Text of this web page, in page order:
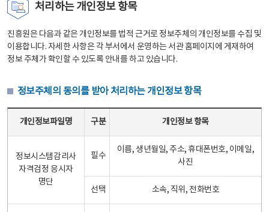
처리하는 개인정보 항목
진흥원은 다음과 같은 개인정보를 법적 근거로 정보주체의 개인정보를 수집 및
이용합니다. 자세한 사항은 각 부서에서 운영하는 서관 홈페이지에 게재하여
정보 주체가 확인할 수 있도록 안내를 하고 있습니다.
정보주체의 동의를 받아 처리하는 개인정보 항목
개인정보파일명 구분 개인정보 항목
정보시스템감리사
자격검정 응시자
명단
필수
이름, 생년월일, 주소, 휴대폰번호, 이메일,
사진
선택 소속, 직위, 전화번호